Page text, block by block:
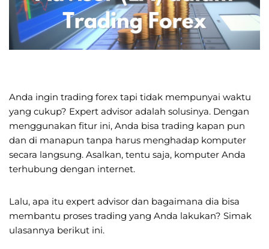
Anda ingin trading forex tapi tidak mempunyai waktu
yang cukup? Expert advisor adalah solusinya. Dengan
menggunakan fitur ini, Anda bisa trading kapan pun
dan di manapun tanpa harus menghadap komputer
secara langsung. Asalkan, tentu saja, komputer Anda
terhubung dengan internet.
Lalu, apa itu expert advisor dan bagaimana dia bisa
membantu proses trading yang Anda lakukan? Simak
ulasannya berikut ini.